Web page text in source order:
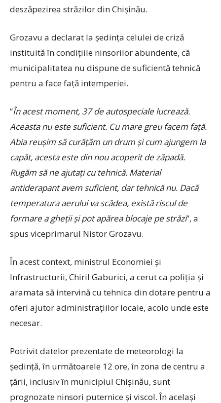
deszăpezirea străzilor din Chișinău.
Grozavu a declarat la ședința celulei de criză
instituită în condițiile ninsorilor abundente, că
municipalitatea nu dispune de suficientă tehnică
pentru a face față intemperiei.
”În acest moment, 37 de autospeciale lucrează.
Aceasta nu este suficient. Cu mare greu facem față.
Abia reușim să curățăm un drum și cum ajungem la
capăt, acesta este din nou acoperit de zăpadă.
Rugăm să ne ajutați cu tehnică. Material
antiderapant avem suficient, dar tehnică nu. Dacă
temperatura aerului va scădea, există riscul de
formare a gheții și pot apărea blocaje pe străzi”, a
spus viceprimarul Nistor Grozavu.
În acest context, ministrul Economiei și
Infrastructurii, Chiril Gaburici, a cerut ca poliția și
aramata să intervină cu tehnica din dotare pentru a
oferi ajutor administrațiilor locale, acolo unde este
necesar.
Potrivit datelor prezentate de meteorologi la
ședință, în următoarele 12 ore, în zona de centru a
țării, inclusiv în municipiul Chișinău, sunt
prognozate ninsori puternice și viscol. În același